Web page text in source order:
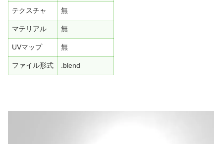
テクスチャ 無
マテリアル 無
UVマップ 無
ファイル形式 .blend